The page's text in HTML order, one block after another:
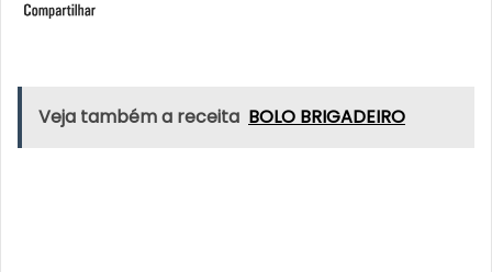
Veja também a receita BOLO BRIGADEIRO